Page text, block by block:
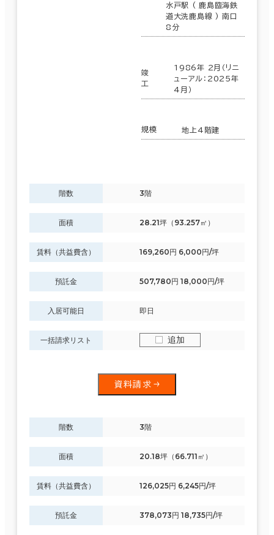
水戸駅 ( 鹿島臨海鉄
道大洗鹿島線 ) 南口
8分
竣
工
1986年 2月（リニ
ューアル：2025年
4月）
規模 地上4階建
階数 3階
面積 28.21坪（93.257㎡）
賃料（共益費含） 169,260円 6,000円/坪
預託金 507,780円 18,000円/坪
入居可能日 即日
一括請求リスト 追加
資料請求
階数 3階
面積 20.18坪（66.711㎡）
賃料（共益費含） 126,025円 6,245円/坪
預託金 378,073円 18,735円/坪